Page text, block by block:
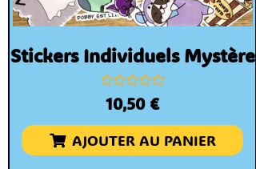
Stickers Individuels Mystère
Note
10,50 €
AJOUTER AU PANIER